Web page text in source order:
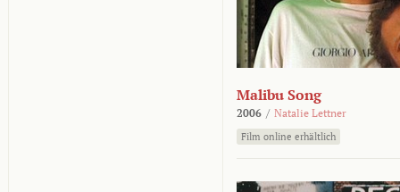
Malibu Song
2006 / Natalie Lettner
Film online erhältlich